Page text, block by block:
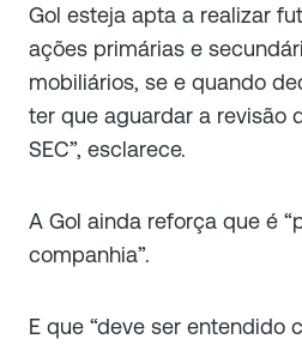
Gol esteja apta a realizar
ações primárias e
mobiliários, se e quando
ter que aguardar a revisão
SEC”, esclarece.
A Gol ainda reforça que é
companhia”.
E que “deve ser entendido